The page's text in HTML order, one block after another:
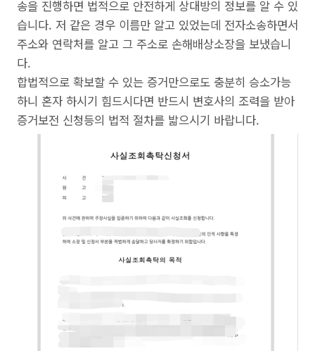
송을 진행하면 법적으로 안전하게 상대방의 정보를 알 수 있
습니다. 저 같은 경우 이름만 알고 있었는데 전자소송하면서
주소와 연락처를 알고 그 주소로 손해배상소장을 보냈습니
다.
합법적으로 확보할 수 있는 증거만으로도 충분히 승소가능
하니 혼자 하시기 힘드시다면 반드시 변호사의 조력을 받아
증거보전 신청등의 법적 절차를 밟으시기 바랍니다.